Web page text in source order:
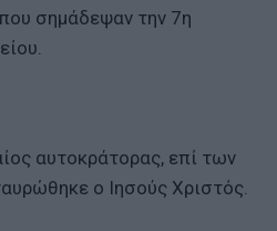
σημάδεψαν την 7η
αυτοκράτορας, επί των
ο Ιησούς Χριστός.